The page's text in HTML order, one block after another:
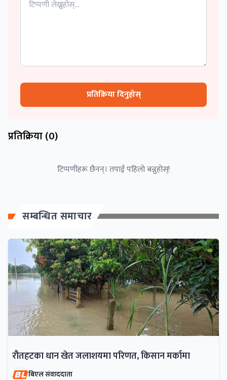
प्रतिक्रिया दिनुहोस्
प्रतिक्रिया (0)
टिप्पणीहरू छैनन्। तपाईं पहिलो बन्नुहोस्!
सम्बन्धित समाचार
रौतहटका धान खेत जलाशयमा परिणत, किसान मर्कामा
बिएल संवाददाता